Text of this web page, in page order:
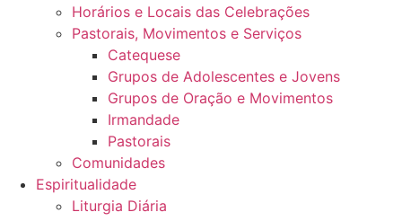
Horários e Locais das Celebrações
Pastorais, Movimentos e Serviços
Catequese
Grupos de Adolescentes e Jovens
Grupos de Oração e Movimentos
Irmandade
Pastorais
Comunidades
Espiritualidade
Liturgia Diária